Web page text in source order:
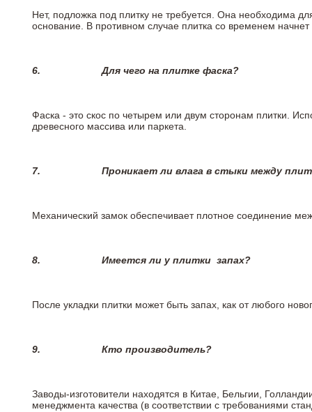
Нет, подложка под плитку не требуется. Она необходима
основание. В противном случае плитка со временем
6.Для чего на плитке фаска?
Фаска - это скос по четырем или двум сторонам плитки.
древесного массива или паркета.
7. Проникает ли влага в стыки между
Механический замок обеспечивает плотное соединение
8. Имеется ли у плитки запах?
После укладки плитки может быть запах, как от любого
9. Кто производитель?
Заводы-изготовители находятся в Китае, Бельгии,
менеджмента качества (в соответствии с требованиями